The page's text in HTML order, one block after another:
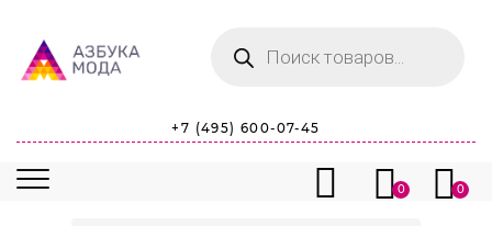
товаров
+7 (495) 600-07-45
0 0